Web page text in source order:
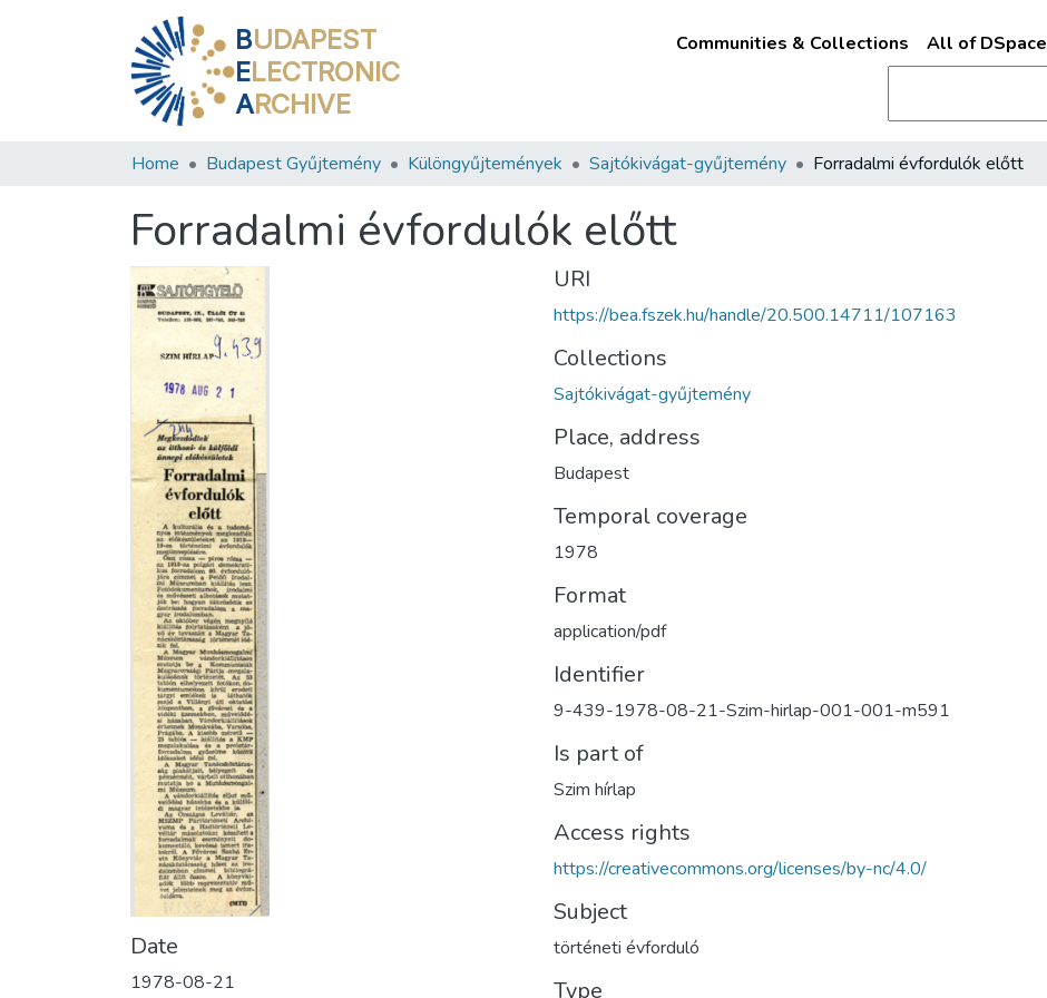
BUDAPEST
ELECTRONIC
ARCHIVE
Communities & Collections All of DSpace
Home Budapest Gyűjtemény Különgyűjtemények Sajtókivágat-gyűjtemény Forradalmi évfordulók előtt
Forradalmi évfordulók előtt
Date
1978-08-21
URI
https://bea.fszek.hu/handle/20.500.14711/107163
Collections
Sajtókivágat-gyűjtemény
Place, address
Budapest
Temporal coverage
1978
Format
application/pdf
Identifier
9-439-1978-08-21-Szim-hirlap-001-001-m591
Is part of
Szim hírlap
Access rights
https://creativecommons.org/licenses/by-nc/4.0/
Subject
történeti évforduló
Type